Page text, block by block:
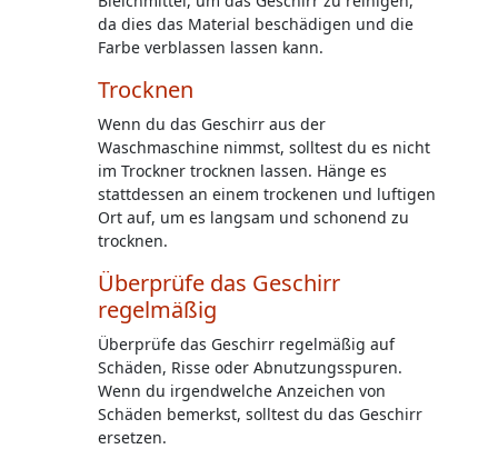
da dies das Material beschädigen und die
Farbe verblassen lassen kann.
Trocknen
Wenn du das Geschirr aus der
Waschmaschine nimmst, solltest du es nicht
im Trockner trocknen lassen. Hänge es
stattdessen an einem trockenen und luftigen
Ort auf, um es langsam und schonend zu
trocknen.
Überprüfe das Geschirr
regelmäßig
Überprüfe das Geschirr regelmäßig auf
Schäden, Risse oder Abnutzungsspuren.
Wenn du irgendwelche Anzeichen von
Schäden bemerkst, solltest du das Geschirr
ersetzen.